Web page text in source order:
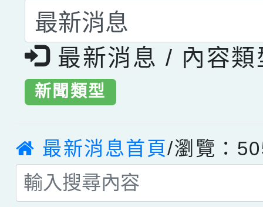
選擇後頁面內容會更
最新消息 / 內容類
新聞類型
最新消息首頁/瀏覽：